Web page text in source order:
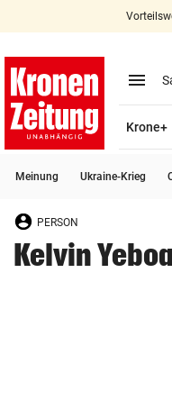
account_circle Anmelden
bookmark Merkliste
menu
Krone+
Meinung Ukraine-Krieg
PERSON
Kelvin